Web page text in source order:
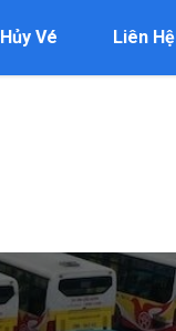
Hủy Vé Liên Hệ